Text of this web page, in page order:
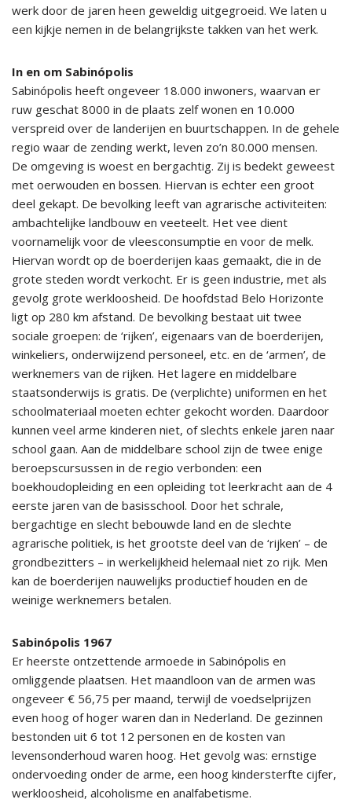
werk door de jaren heen geweldig uitgegroeid. We laten u
een kijkje nemen in de belangrijkste takken van het werk.
In en om Sabinópolis
Sabinópolis heeft ongeveer 18.000 inwoners, waarvan er
ruw geschat 8000 in de plaats zelf wonen en 10.000
verspreid over de landerijen en buurtschappen. In de gehele
regio waar de zending werkt, leven zo’n 80.000 mensen.
De omgeving is woest en bergachtig. Zij is bedekt geweest
met oerwouden en bossen. Hiervan is echter een groot
deel gekapt. De bevolking leeft van agrarische activiteiten:
ambachtelijke landbouw en veeteelt. Het vee dient
voornamelijk voor de vleesconsumptie en voor de melk.
Hiervan wordt op de boerderijen kaas gemaakt, die in de
grote steden wordt verkocht. Er is geen industrie, met als
gevolg grote werkloosheid. De hoofdstad Belo Horizonte
ligt op 280 km afstand. De bevolking bestaat uit twee
sociale groepen: de ‘rijken’, eigenaars van de boerderijen,
winkeliers, onderwijzend personeel, etc. en de ‘armen’, de
werknemers van de rijken. Het lagere en middelbare
staatsonderwijs is gratis. De (verplichte) uniformen en het
schoolmateriaal moeten echter gekocht worden. Daardoor
kunnen veel arme kinderen niet, of slechts enkele jaren naar
school gaan. Aan de middelbare school zijn de twee enige
beroepscursussen in de regio verbonden: een
boekhoudopleiding en een opleiding tot leerkracht aan de 4
eerste jaren van de basisschool. Door het schrale,
bergachtige en slecht bebouwde land en de slechte
agrarische politiek, is het grootste deel van de ‘rijken’ – de
grondbezitters – in werkelijkheid helemaal niet zo rijk. Men
kan de boerderijen nauwelijks productief houden en de
weinige werknemers betalen.
Sabinópolis 1967
Er heerste ontzettende armoede in Sabinópolis en
omliggende plaatsen. Het maandloon van de armen was
ongeveer € 56,75 per maand, terwijl de voedselprijzen
even hoog of hoger waren dan in Nederland. De gezinnen
bestonden uit 6 tot 12 personen en de kosten van
levensonderhoud waren hoog. Het gevolg was: ernstige
ondervoeding onder de arme, een hoog kindersterfte cijfer,
werkloosheid, alcoholisme en analfabetisme.